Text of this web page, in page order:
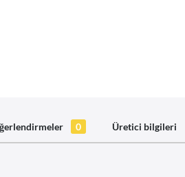
0 Üretici bilgileri